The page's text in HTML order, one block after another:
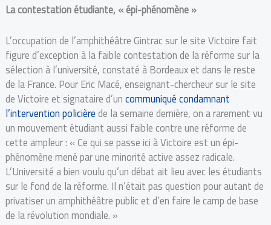
La contestation étudiante, « épi-phénomène »
L’occupation de l’amphithéâtre Gintrac sur le site Victoire fait
figure d’exception à la faible contestation de la réforme sur la
sélection à l’université, constaté à Bordeaux et dans le reste
de la France. Pour Eric Macé, enseignant-chercheur sur le site
de Victoire et signataire d’uncommuniqué condamnant
l’intervention policièrede la semaine dernière, on a rarement vu
un mouvement étudiant aussi faible contre une réforme de
cette ampleur : « Ce qui se passe ici à Victoire est un épi-
phénomène mené par une minorité active assez radicale.
L’Université a bien voulu qu’un débat ait lieu avec les étudiants
sur le fond de la réforme. Il n’était pas question pour autant de
privatiser un amphithéâtre public et d’en faire le camp de base
de la révolution mondiale. »